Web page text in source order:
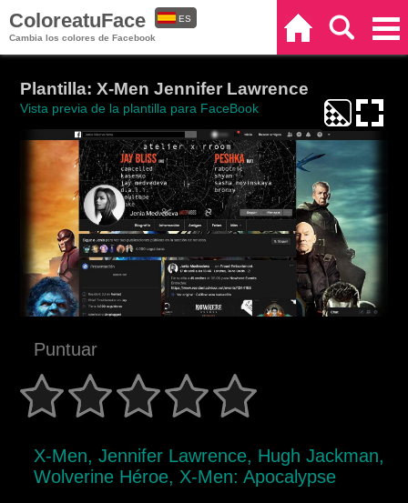
ColoreatuFace
Cambia los colores de Facebook
ES
Plantilla: X-Men Jennifer Lawrence
Vista previa de la plantilla para FaceBook
Puntuar
X-Men, Jennifer Lawrence, Hugh Jackman,
Wolverine Héroe, X-Men: Apocalypse